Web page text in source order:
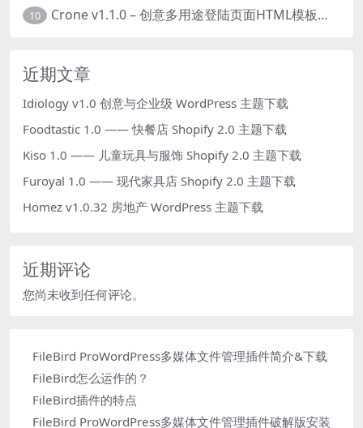
10 Crone v1.1.0 – 创意多用途登陆页面HTML模板下载
近期文章
Idiology v1.0 创意与企业级 WordPress 主题下载
Foodtastic 1.0 —— 快餐店 Shopify 2.0 主题下载
Kiso 1.0 —— 儿童玩具与服饰 Shopify 2.0 主题下载
Furoyal 1.0 —— 现代家具店 Shopify 2.0 主题下载
Homez v1.0.32 房地产 WordPress 主题下载
近期评论
您尚未收到任何评论。
FileBird ProWordPress多媒体文件管理插件简介&下载
FileBird怎么运作的？
FileBird插件的特点
FileBird ProWordPress多媒体文件管理插件破解版安装